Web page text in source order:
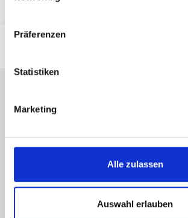
Präferenzen
Statistiken
Marketing
Alle zulassen
Auswahl erlauben
Kontakt
93444 Bad Kötzting
09941 9415 - 0
info[at]pflegeschule-koetzting.de